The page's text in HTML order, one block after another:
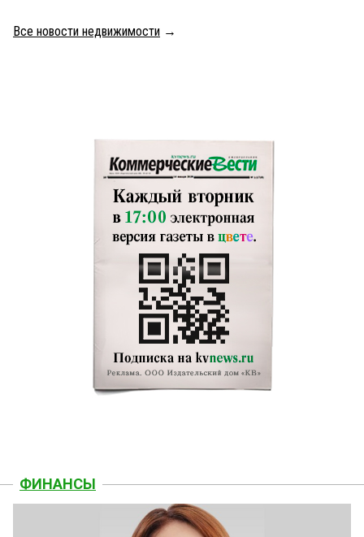
Все новости недвижимости →
ФИНАНСЫ